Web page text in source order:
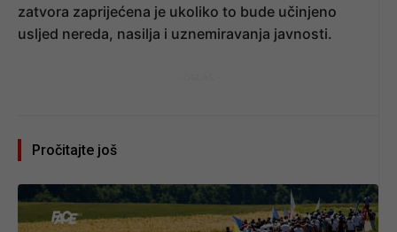
zatvora zaprijećena je ukoliko to bude učinjeno
usljed nereda, nasilja i uznemiravanja javnosti.
Pročitajte još